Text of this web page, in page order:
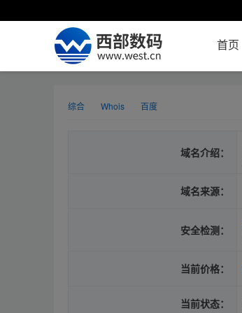
首页
综合 Whois 百度
域名介绍：
域名来源：
安全检测：
当前价格：
当前状态：